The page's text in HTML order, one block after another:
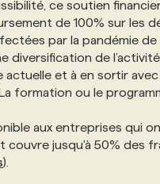
ce soutien
de 100% sur les
par la pandémie de
diversification de
actuelle et à en sortir
formation ou le
aux entreprises qui
couvre jusqu'à 50% des
).